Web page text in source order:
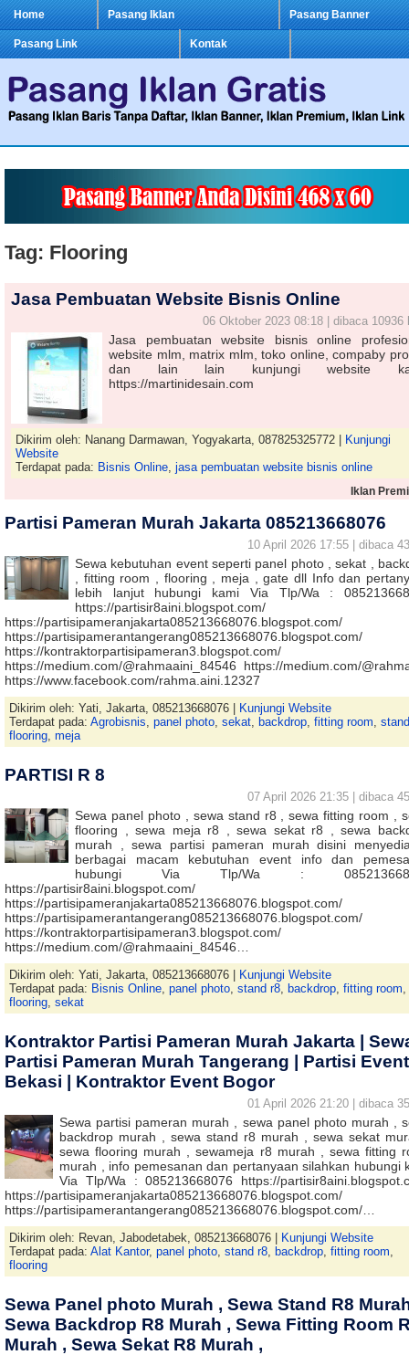
Home Pasang Iklan Pasang Banner
Pasang Link Kontak
Tag: Flooring
Jasa Pembuatan Website Bisnis Online
06 Oktober 2023 08:18 | dibaca 10936
Jasa pembuatan website bisnis online
website mlm, matrix mlm, toko online, compaby
dan lain lain kunjungi website
https://martinidesain.com
Dikirim oleh: Nanang Darmawan, Yogyakarta, 087825325772 |
Kunjungi
Website
Terdapat pada: Bisnis Online, jasa pembuatan website bisnis online
Iklan
Partisi Pameran Murah Jakarta 085213668076
10 April 2026 17:55 | dibaca
Sewa kebutuhan event seperti panel photo , sekat ,
, fitting room , flooring , meja , gate dll Info dan
lebih lanjut hubungi kami Via Tlp/Wa :
https://partisir8aini.blogspot.com/
https://partisipameranjakarta085213668076.blogspot.com/
https://partisipamerantangerang085213668076.blogspot.com/
https://kontraktorpartisipameran3.blogspot.com/
https://medium.com/@rahmaaini_84546 https://medium.com/
https://www.facebook.com/rahma.aini.12327
Dikirim oleh: Yati, Jakarta, 085213668076 |
Kunjungi Website
Terdapat pada: Agrobisnis, panel photo, sekat, backdrop, fitting room,
flooring, meja
PARTISI R 8
07 April 2026 21:35 | dibaca
Sewa panel photo , sewa stand r8 , sewa fitting room ,
flooring , sewa meja r8 , sewa sekat r8 , sewa
murah , sewa partisi pameran murah disini
berbagai macam kebutuhan event info dan
hubungi Via Tlp/Wa :
https://partisir8aini.blogspot.com/
https://partisipameranjakarta085213668076.blogspot.com/
https://partisipamerantangerang085213668076.blogspot.com/
https://kontraktorpartisipameran3.blogspot.com/
https://medium.com/@rahmaaini_84546…
Dikirim oleh: Yati, Jakarta, 085213668076 |
Kunjungi Website
Terdapat pada: Bisnis Online, panel photo, stand r8, backdrop, fitting room,
flooring, sekat
Kontraktor Partisi Pameran Murah Jakarta |
Partisi Pameran Murah Tangerang | Partisi Event
Bekasi | Kontraktor Event Bogor
01 April 2026 21:20 | dibaca
Sewa partisi pameran murah , sewa panel photo murah ,
backdrop murah , sewa stand r8 murah , sewa sekat
sewa flooring murah , sewameja r8 murah , sewa fitting
murah , info pemesanan dan pertanyaan silahkan hubungi
Via Tlp/Wa : 085213668076 https://
https://partisipameranjakarta085213668076.blogspot.com/
https://partisipamerantangerang085213668076.blogspot.com/…
Dikirim oleh: Revan, Jabodetabek, 085213668076 |
Kunjungi Website
Terdapat pada: Alat Kantor, panel photo, stand r8, backdrop, fitting room,
flooring
Sewa Panel photo Murah , Sewa Stand R8
Sewa Backdrop R8 Murah , Sewa Fitting Room
Murah , Sewa Sekat R8 Murah ,